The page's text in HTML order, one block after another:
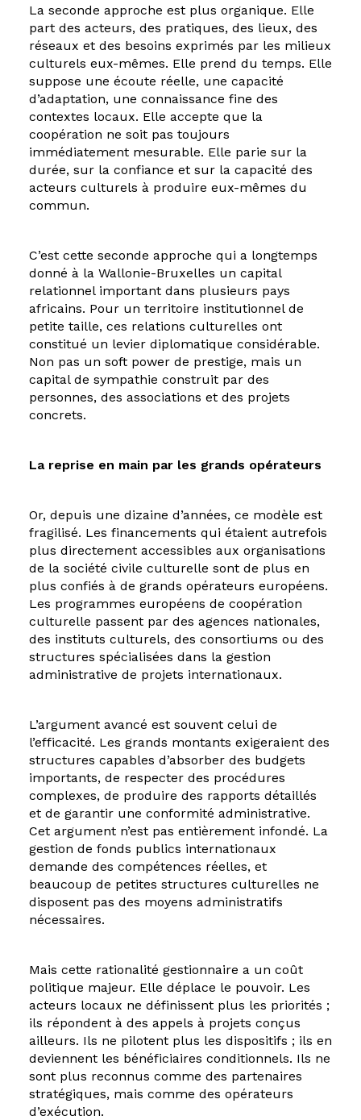
La seconde approche est plus organique. Elle
part des acteurs, des pratiques, des lieux, des
réseaux et des besoins exprimés par les milieux
culturels eux-mêmes. Elle prend du temps. Elle
suppose une écoute réelle, une capacité
d’adaptation, une connaissance fine des
contextes locaux. Elle accepte que la
coopération ne soit pas toujours
immédiatement mesurable. Elle parie sur la
durée, sur la confiance et sur la capacité des
acteurs culturels à produire eux-mêmes du
commun.
C’est cette seconde approche qui a longtemps
donné à la Wallonie-Bruxelles un capital
relationnel important dans plusieurs pays
africains. Pour un territoire institutionnel de
petite taille, ces relations culturelles ont
constitué un levier diplomatique considérable.
Non pas un soft power de prestige, mais un
capital de sympathie construit par des
personnes, des associations et des projets
concrets.
La reprise en main par les grands opérateurs
Or, depuis une dizaine d’années, ce modèle est
fragilisé. Les financements qui étaient autrefois
plus directement accessibles aux organisations
de la société civile culturelle sont de plus en
plus confiés à de grands opérateurs européens.
Les programmes européens de coopération
culturelle passent par des agences nationales,
des instituts culturels, des consortiums ou des
structures spécialisées dans la gestion
administrative de projets internationaux.
L’argument avancé est souvent celui de
l’efficacité. Les grands montants exigeraient des
structures capables d’absorber des budgets
importants, de respecter des procédures
complexes, de produire des rapports détaillés
et de garantir une conformité administrative.
Cet argument n’est pas entièrement infondé. La
gestion de fonds publics internationaux
demande des compétences réelles, et
beaucoup de petites structures culturelles ne
disposent pas des moyens administratifs
nécessaires.
Mais cette rationalité gestionnaire a un coût
politique majeur. Elle déplace le pouvoir. Les
acteurs locaux ne définissent plus les priorités ;
ils répondent à des appels à projets conçus
ailleurs. Ils ne pilotent plus les dispositifs ; ils en
deviennent les bénéficiaires conditionnels. Ils ne
sont plus reconnus comme des partenaires
stratégiques, mais comme des opérateurs
d’exécution.